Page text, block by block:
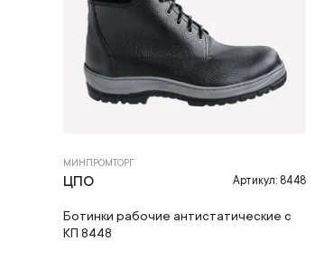
МИНПРОМТОРГ
ЦПО Артикул: 8448
Ботинки рабочие антистатические с
КП 8448